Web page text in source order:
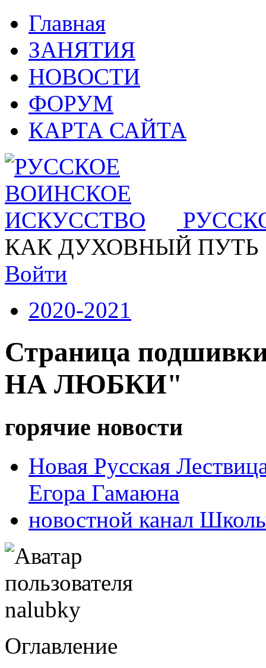
Главная
ЗАНЯТИЯ
НОВОСТИ
ФОРУМ
КАРТА САЙТА
КАК ДУХОВНЫЙ ПУТЬ
Войти
2020-2021
Страница
НА ЛЮБКИ"
горячие новости
Новая Русская
Егора Гамаюна
новостной канал
Оглавление